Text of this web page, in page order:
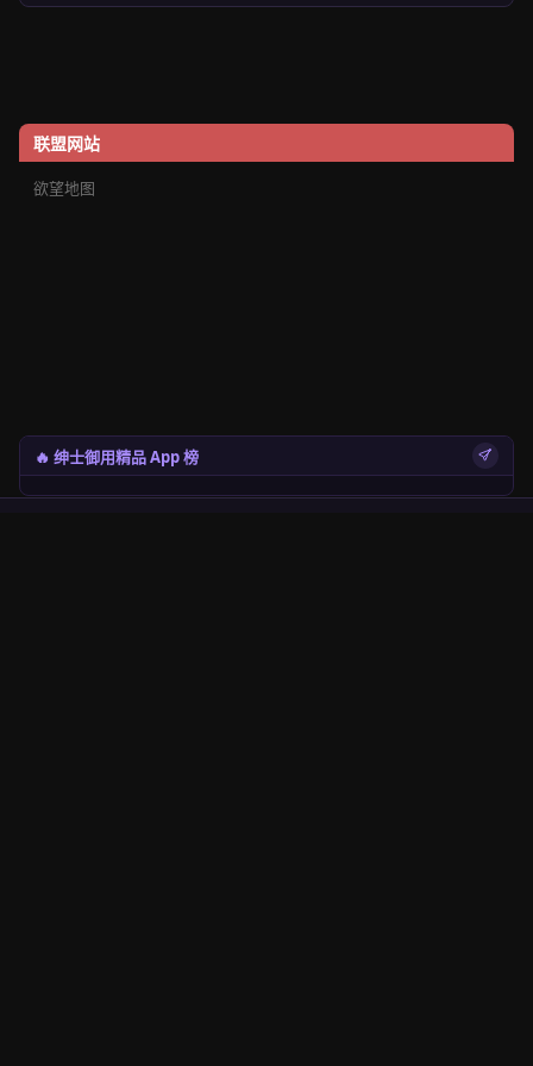
联盟网站
欲望地图
🔥 绅士御用精品 App 榜